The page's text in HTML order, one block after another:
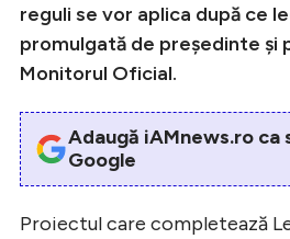
reguli se vor aplica după ce
promulgată de președinte și
Monitorul Oficial.
Adaugă iAMnews.ro
Google
Proiectul care completează